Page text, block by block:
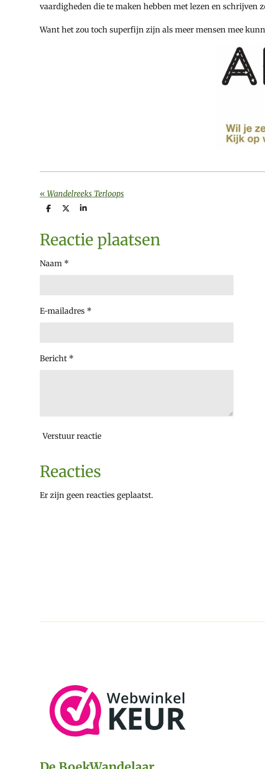
vaardigheden die te maken hebben met lezen en
Want het zou toch superfijn zijn als meer mensen mee
« Wandelreeks Terloops
D
e
n
D
S
r
e
Reactie plaatsen
Naam *
E-mailadres *
Bericht *
Verstuur reactie
Reacties
Er zijn geen reacties geplaatst.